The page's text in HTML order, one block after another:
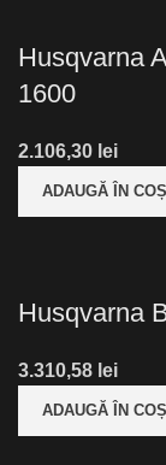
Husqvarna
1600
lei
ADAUGĂ ÎN COȘ
Husqvarna
lei
ADAUGĂ ÎN COȘ